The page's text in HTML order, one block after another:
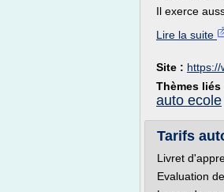
Il exerce
Lire la suite
Site : https://
Thèmes liés
auto ecole
Tarifs
Livret
Evaluation